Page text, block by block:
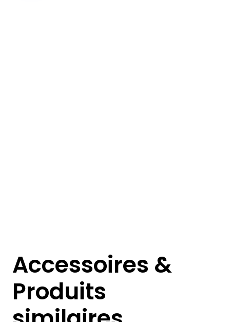
Accessoires &
Produits